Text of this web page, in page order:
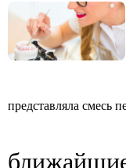
представляла смесь